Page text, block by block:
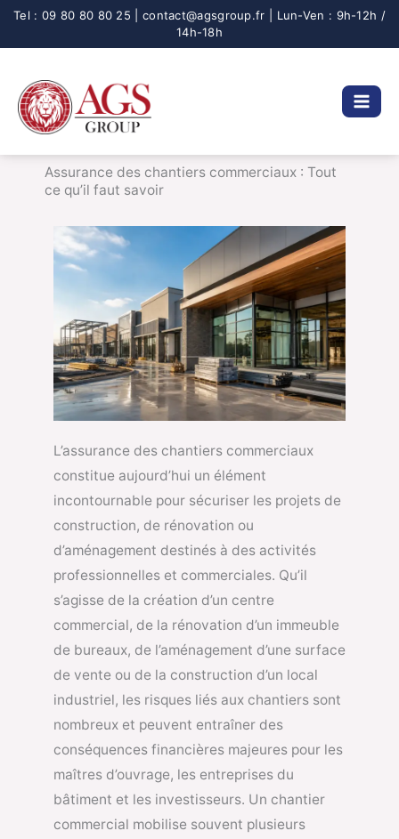
Aller
Assurance des chantiers commerciaux : Tout
ce qu’il faut savoir
L’assurance des chantiers commerciaux
constitue aujourd’hui un élément
incontournable pour sécuriser les projets de
construction, de rénovation ou
d’aménagement destinés à des activités
professionnelles et commerciales. Qu’il
s’agisse de la création d’un centre
commercial, de la rénovation d’un immeuble
de bureaux, de l’aménagement d’une surface
de vente ou de la construction d’un local
industriel, les risques liés aux chantiers sont
nombreux et peuvent entraîner des
conséquences financières majeures pour les
maîtres d’ouvrage, les entreprises du
bâtiment et les investisseurs. Un chantier
commercial mobilise souvent plusieurs